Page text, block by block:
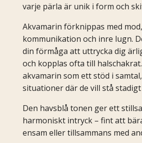
varje pärla är unik i form och
Akvamarin förknippas med
kommunikation och inre lugn.
din förmåga att uttrycka dig
och kopplas ofta till
akvamarin som ett stöd i
situationer där de vill stå
Den havsblå tonen ger ett
harmoniskt intryck – fint att
ensam eller tillsammans med